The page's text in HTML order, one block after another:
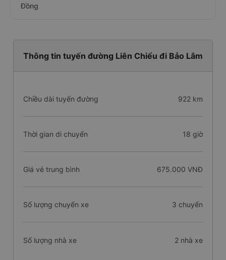
Đồng
Thông tin tuyến đường Liên Chiểu đi Bảo Lâm
Chiều dài tuyến đường 922 km
Thời gian di chuyển 18 giờ
Giá vé trung bình 675.000 VNĐ
Số lượng chuyến xe 3 chuyến
Số lượng nhà xe 2 nhà xe